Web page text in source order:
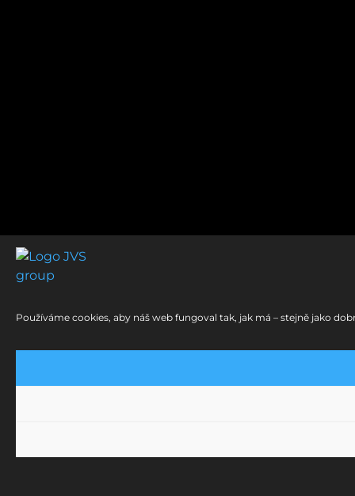
Používáme cookies, aby náš web fungoval tak, jak má – stejně jako